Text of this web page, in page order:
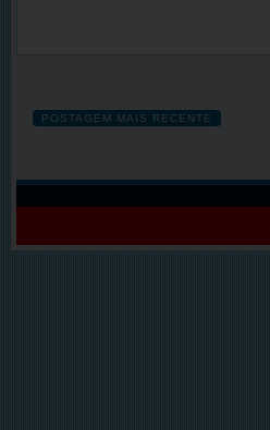
POSTAGEM MAIS RECENTE